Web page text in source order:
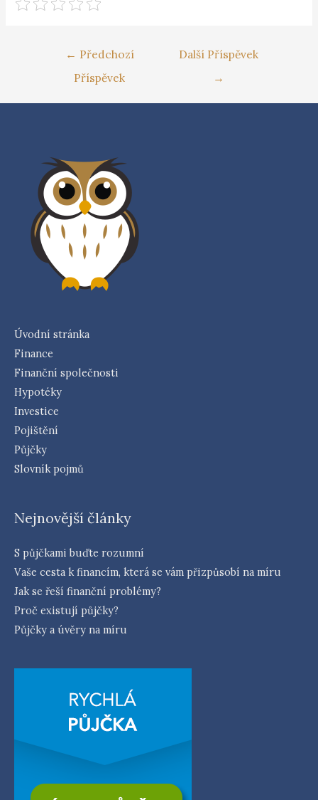
← Předchozí
Příspěvek
Další Příspěvek
→
Úvodní stránka
Finance
Finanční společnosti
Hypotéky
Investice
Pojištění
Půjčky
Slovník pojmů
Nejnovější články
S půjčkami buďte rozumní
Vaše cesta k financím, která se vám přizpůsobí na míru
Jak se řeší finanční problémy?
Proč existují půjčky?
Půjčky a úvěry na míru